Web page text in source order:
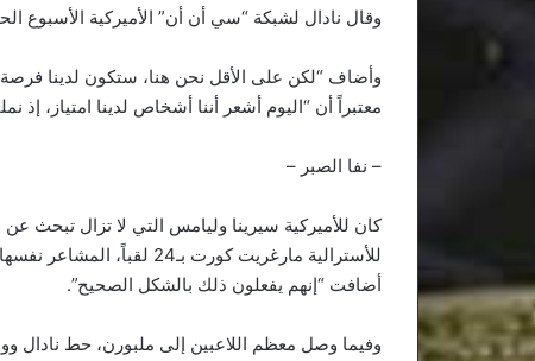
وقال نادال لشبكة “سي أن أن” الأميركية الأسبوع
وأضاف “لكن على الأقل نحن هنا، ستكون لدينا فرصة
معتبراً أن “اليوم أشعر أننا أشخاص لدينا امتياز، إذ
– نفا الصبر –
كان للأميركية سيرينا وليامس التي لا تزال تبحث
للأسترالية مارغريت كورت
أضافت “إنهم يفعلون ذلك بالشكل الصحيح”.
وفيما وصل معظم اللاعبين إلى ملبورن، حط نادال